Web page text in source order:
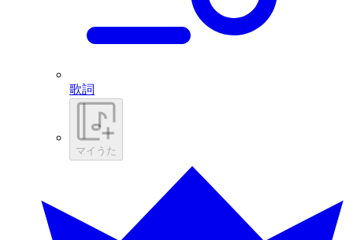
歌詞
マイうた